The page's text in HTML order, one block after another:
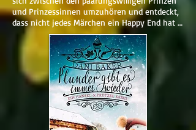
und Prinzessinnen umzuhören und entdeckt,
dass nicht jedes Märchen ein Happy End hat …